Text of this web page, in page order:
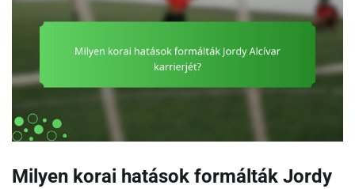
Milyen korai hatások formálták Jordy